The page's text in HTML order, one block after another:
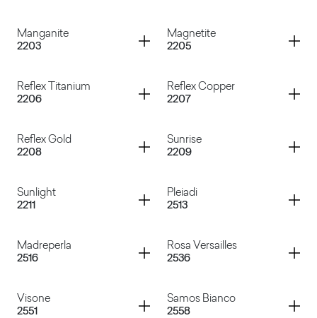
Manganite
2203
Container
Magnetite
2205
Container
Reflex Titanium
2206
Container
Reflex Copper
2207
Container
Reflex Gold
2208
Container
Sunrise
2209
Container
Sunlight
2211
Container
Pleiadi
2513
Container
Madreperla
2516
Container
Rosa Versailles
2536
Container
Visone
2551
Container
Samos Bianco
2558
Container